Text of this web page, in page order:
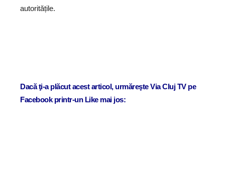
autoritățile.
Dacă ţi-a plăcut acest articol, urmăreşte Via Cluj TV pe
Facebook printr-un Like mai jos: